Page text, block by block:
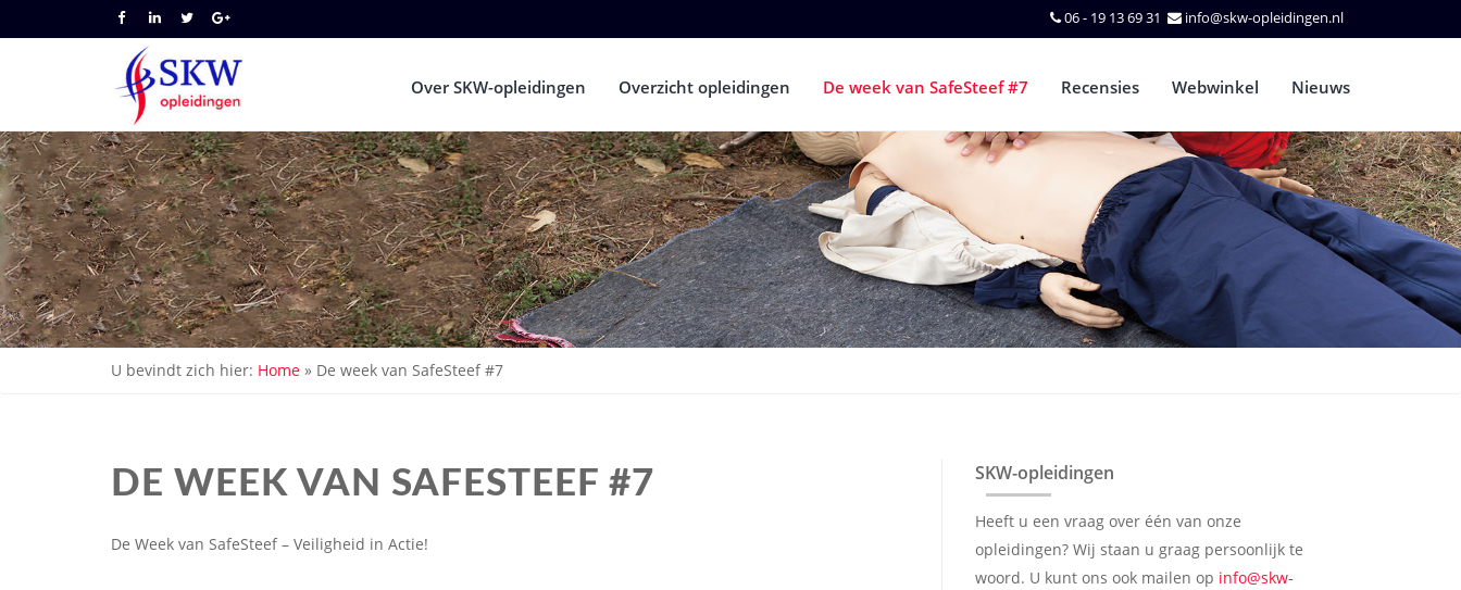
06 - 19 13 69 31 info@skw-opleidingen.nl
Over SKW-opleidingen Overzicht opleidingen De week van SafeSteef #7 Recensies Webwinkel Nieuws
U bevindt zich hier: Home » De week van SafeSteef #7
DE WEEK VAN SAFESTEEF #7
De Week van SafeSteef – Veiligheid in Actie!
SKW-opleidingen
Heeft u een vraag over één van onze
opleidingen? Wij staan u graag persoonlijk te
woord. U kunt ons ook mailen op info@skw-